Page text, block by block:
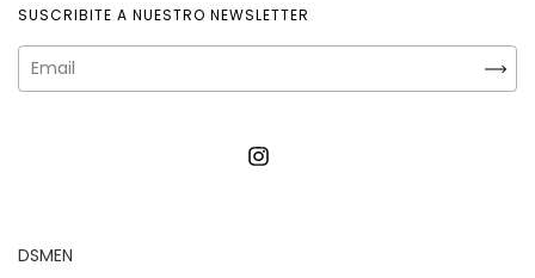
SUSCRIBITE A NUESTRO NEWSLETTER
DSMEN